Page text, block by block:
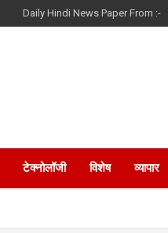
Daily Hindi News Paper From :-
टेक्नोलॉजी विशेष व्यापार